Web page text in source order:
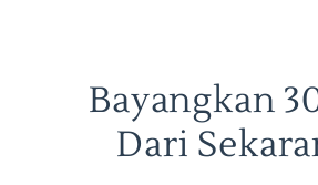
Bayangkan
Dari